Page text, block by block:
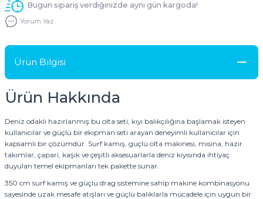
Bugün sipariş verdiğinizde aynı gün kargoda!
Yorum Yaz
Ürün Bilgisi
Ürün Hakkında
Deniz odaklı hazırlanmış bu olta seti, kıyı balıkçılığına başlamak isteyen
kullanıcılar ve güçlü bir ekipman seti arayan deneyimli kullanıcılar için
kapsamlı bir çözümdür. Surf kamış, güçlü olta makinesi, misina, hazır
takımlar, çapari, kaşık ve çeşitli aksesuarlarla deniz kıyısında ihtiyaç
duyulan temel ekipmanları tek pakette sunar.
350 cm surf kamış ve güçlü drag sistemine sahip makine kombinasyonu
sayesinde uzak mesafe atışları ve güçlü balıklarla mücadele için uygun bir